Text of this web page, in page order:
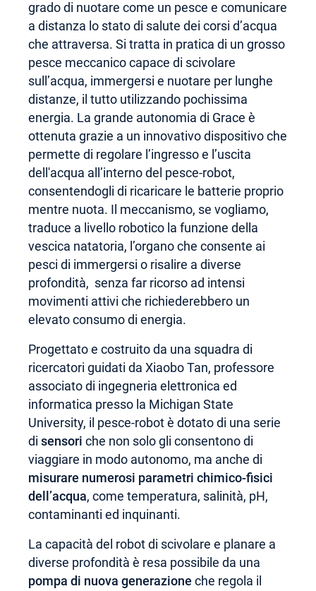
grado di nuotare come un pesce e comunicare
a distanza lo stato di salute dei corsi d’acqua
che attraversa. Si tratta in pratica di un grosso
pesce meccanico capace di scivolare
sull’acqua, immergersi e nuotare per lunghe
distanze, il tutto utilizzando pochissima
energia. La grande autonomia di Grace è
ottenuta grazie a un innovativo dispositivo che
permette di regolare l’ingresso e l’uscita
dell'acqua all’interno del pesce-robot,
consentendogli di ricaricare le batterie proprio
mentre nuota. Il meccanismo, se vogliamo,
traduce a livello robotico la funzione della
vescica natatoria, l’organo che consente ai
pesci di immergersi o risalire a diverse
profondità, senza far ricorso ad intensi
movimenti attivi che richiederebbero un
elevato consumo di energia.
Progettato e costruito da una squadra di
ricercatori guidati da Xiaobo Tan, professore
associato di ingegneria elettronica ed
informatica presso la Michigan State
University, il pesce-robot è dotato di una serie
di sensori che non solo gli consentono di
viaggiare in modo autonomo, ma anche di
misurare numerosi parametri chimico-fisici
dell’acqua, come temperatura, salinità, pH,
contaminanti ed inquinanti.
La capacità del robot di scivolare e planare a
diverse profondità è resa possibile da una
pompa di nuova generazione che regola il